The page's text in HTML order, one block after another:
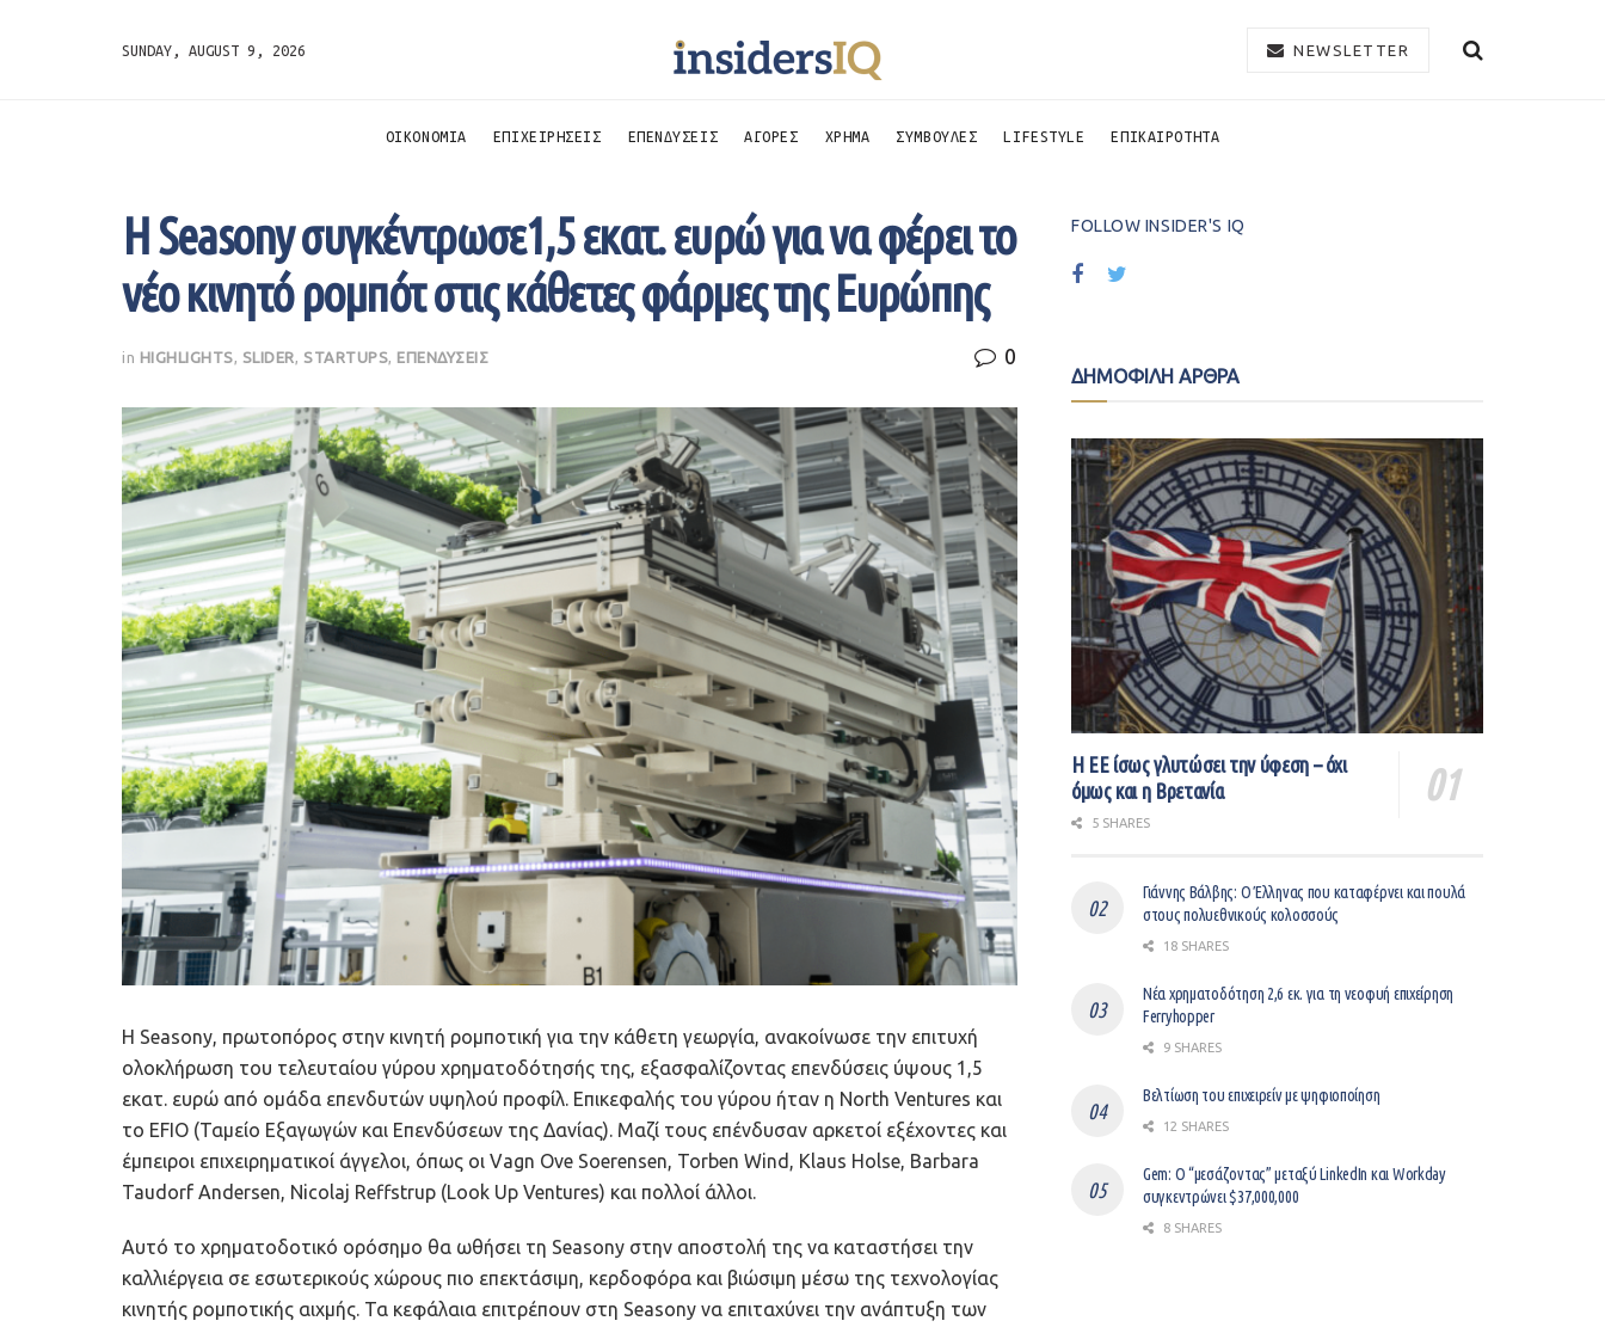
SUNDAY, AUGUST 9, 2026 NEWSLETTER
ΟΙΚΟΝΟΜΙΑ ΕΠΙΧΕΙΡΗΣΕΙΣ ΕΠΕΝΔΥΣΕΙΣ ΑΓΟΡΕΣ ΧΡΗΜΑ ΣΥΜΒΟΥΛΕΣ LIFESTYLE ΕΠΙΚΑΙΡΟΤΗΤΑ
Η Seasony συγκέντρωσε1,5 εκατ. ευρώ για να φέρει το
νέο κινητό ρομπότ στις κάθετες φάρμες της Ευρώπης
in HIGHLIGHTS SLIDER STARTUPS ΕΠΕΝΔΥΣΕΙΣ 0
Η Seasony, πρωτοπόρος στην κινητή ρομποτική για την κάθετη γεωργία, ανακοίνωσε την επιτυχή
ολοκλήρωση του τελευταίου γύρου χρηματοδότησής της, εξασφαλίζοντας επενδύσεις ύψους 1,5
εκατ. ευρώ από ομάδα επενδυτών υψηλού προφίλ. Επικεφαλής του γύρου ήταν η North Ventures και
το EFIO (Ταμείο Εξαγωγών και Επενδύσεων της Δανίας). Μαζί τους επένδυσαν αρκετοί εξέχοντες και
έμπειροι επιχειρηματικοί άγγελοι, όπως οι Vagn Ove Soerensen, Torben Wind, Klaus Holse, Barbara
Taudorf Andersen, Nicolaj Reffstrup (Look Up Ventures) και πολλοί άλλοι.
Αυτό το χρηματοδοτικό ορόσημο θα ωθήσει τη Seasony στην αποστολή της να καταστήσει την
καλλιέργεια σε εσωτερικούς χώρους πιο επεκτάσιμη, κερδοφόρα και βιώσιμη μέσω της τεχνολογίας
κινητής ρομποτικής αιχμής. Τα κεφάλαια επιτρέπουν στη Seasony να επιταχύνει την ανάπτυξη των
FOLLOW INSIDER'S IQ
ΔΗΜΟΦΙΛΗ ΑΡΘΡΑ
Η ΕΕ ίσως γλυτώσει την ύφεση – όχι
όμως και η Βρετανία
5 SHARES
Γιάννης Βάλβης: O Έλληνας που καταφέρνει και πουλά
στους πολυεθνικούς κολοσσούς
18 SHARES
Νέα χρηματοδότηση 2,6 εκ. για τη νεοφυή επιχείρηση
Ferryhopper
9 SHARES
Βελτίωση του επιχειρείν με ψηφιοποίηση
12 SHARES
Gem: Ο “μεσάζοντας” μεταξύ LinkedIn και Workday
συγκεντρώνει $37,000,000
8 SHARES